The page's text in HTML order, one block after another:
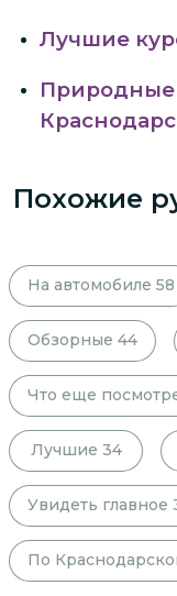
Лучшие
Природные
Похожие
На автомобиле 58
Обзорные 44
Что еще
Лучшие 34
Увидеть главное
По